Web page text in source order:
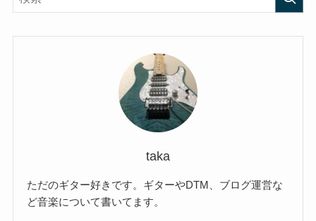
taka
ただのギター好きです。ギターやDTM、ブログ運営な
ど音楽について書いてます。